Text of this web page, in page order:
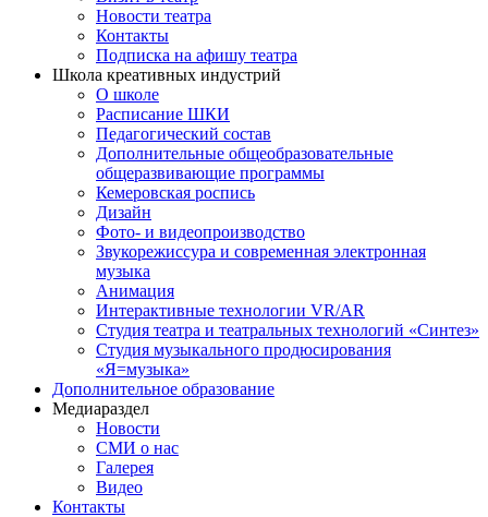
Новости театра
Контакты
Подписка на афишу театра
Школа креативных индустрий
О школе
Расписание ШКИ
Педагогический состав
Дополнительные общеобразовательные
общеразвивающие программы
Кемеровская роспись
Дизайн
Фото- и видеопроизводство
Звукорежиссура и современная электронная
музыка
Анимация
Интерактивные технологии VR/AR
Студия театра и театральных технологий «Синтез»
Студия музыкального продюсирования
«Я=музыка»
Дополнительное образование
Медиараздел
Новости
СМИ о нас
Галерея
Видео
Контакты